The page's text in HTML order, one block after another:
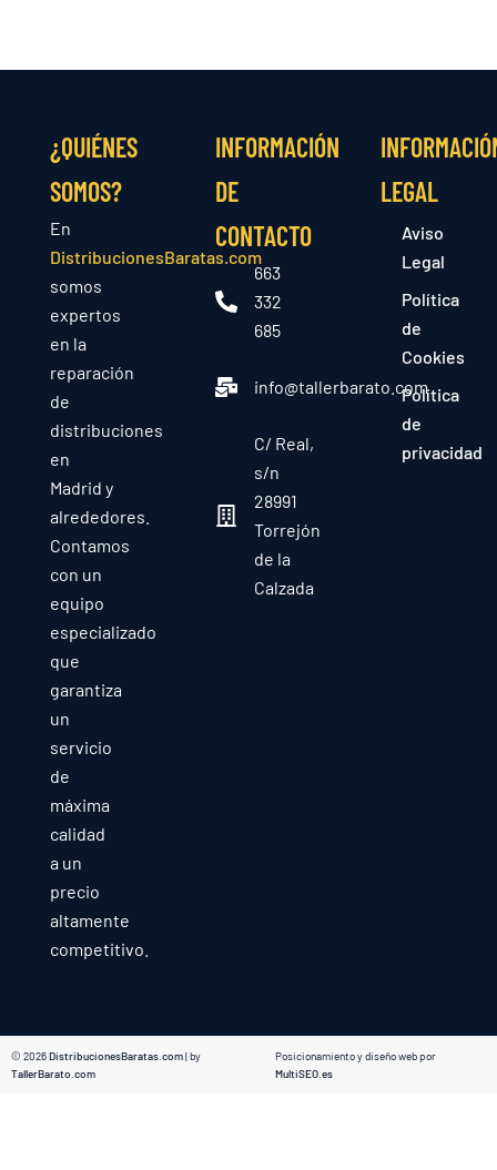
¿QUIÉNES
SOMOS?
En
DistribucionesBaratas.com
somos
expertos
en la
reparación
de
distribuciones
en
Madrid y
alrededores.
Contamos
con un
equipo
especializado
que
garantiza
un
servicio
de
máxima
calidad
a un
precio
altamente
competitivo.
INFORMACIÓN
DE
CONTACTO
663
332
685
info@tallerbarato.com
C/ Real,
s/n
28991
Torrejón
de la
Calzada
LEGAL
Aviso
Legal
Política
de
Cookies
Política
de
privacidad
© 2026DistribucionesBaratas.com| by
TallerBarato.com
Posicionamiento y diseño web por
MultiSEO.es